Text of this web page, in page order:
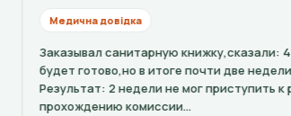
книжку,сказали: 4 дня и все
почти две недели.
не мог приступить к работе. А к